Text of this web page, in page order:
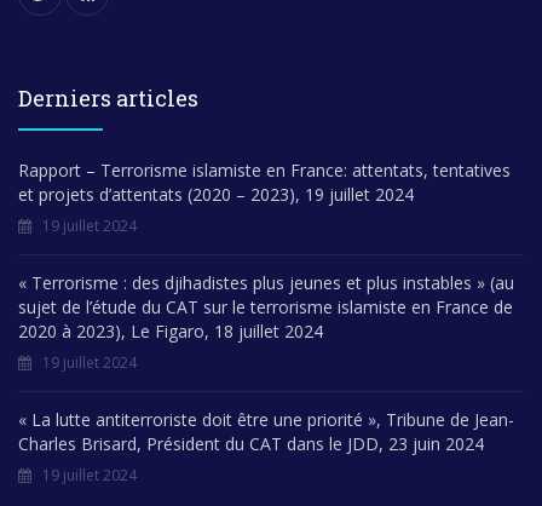
Derniers articles
Rapport – Terrorisme islamiste en France: attentats, tentatives
et projets d’attentats (2020 – 2023), 19 juillet 2024
19 juillet 2024
« Terrorisme : des djihadistes plus jeunes et plus instables » (au
sujet de l’étude du CAT sur le terrorisme islamiste en France de
2020 à 2023), Le Figaro, 18 juillet 2024
19 juillet 2024
« La lutte antiterroriste doit être une priorité », Tribune de Jean-
Charles Brisard, Président du CAT dans le JDD, 23 juin 2024
19 juillet 2024